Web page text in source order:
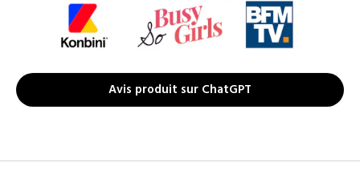
Avis produit sur ChatGPT